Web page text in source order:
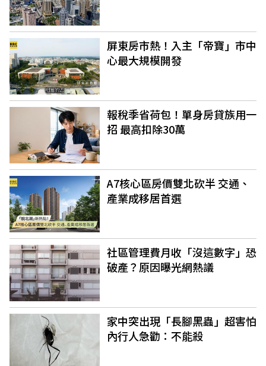
屏東房市熱！入主「帝寶」市中
心最大規模開發
報稅季省荷包！單身房貸族用一
招 最高扣除30萬
A7核心區房價雙北砍半 交通、
產業成移居首選
社區管理費月收「沒這數字」恐
破產？原因曝光網熱議
家中突出現「長腳黑蟲」超害怕
內行人急勸：不能殺